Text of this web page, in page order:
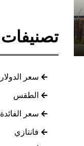
تصنيفات
سعر الدولار
الطقس
سعر الفائدة
فانتازي